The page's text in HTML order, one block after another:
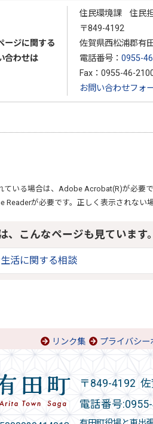
ージに関する
合わせは
住民環境課 住民
〒849-4192
佐賀県西松浦郡有
電話番号： 0955-
Fax：0955-46-
お問い合わせフォ
いる場合は、 Adobe Acrobat(R)が必要で
Readerが必要です。正しく表示されない
、こんなページも見ています。
活に関する相談
リンク集 プライバシー
〒849-4192
電話番号: